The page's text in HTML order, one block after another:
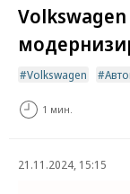
Volkswagen
1 мин.
21.11.2024, 15:15